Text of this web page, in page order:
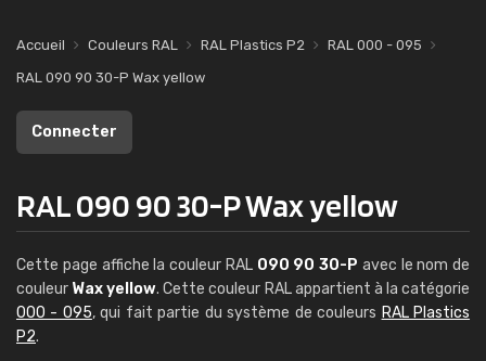
Accueil Couleurs RAL RAL Plastics P2
RAL 000 - 095
RAL 090 90 30-P Wax yellow
Connecter
RAL 090 90 30-P Wax yellow
Cette page affiche la couleur RAL 090 90 30-P avec le nom de
couleur Wax yellow. Cette couleur RAL appartient à la catégorie
000 - 095, qui fait partie du système de couleurs RAL Plastics
P2.